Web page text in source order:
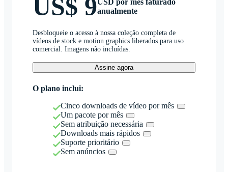
US$ 9anualmente
Desbloqueie o acesso à nossa coleção completa de
vídeos de stock e motion graphics liberados para uso
comercial. Imagens não incluídas.
Assine agora
O plano inclui:
Cinco downloads de vídeo por mês
Um pacote por mês
Sem atribuição necessária
Downloads mais rápidos
Suporte prioritário
Sem anúncios